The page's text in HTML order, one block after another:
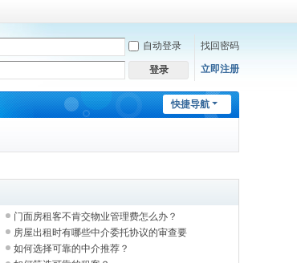
自动登录 找回密码
登录 立即注册
快捷导航
门面房租客不肯交物业管理费怎么办？
房屋出租时有哪些中介委托协议的审查要
如何选择可靠的中介推荐？